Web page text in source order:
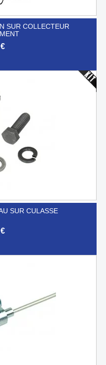
SUR COLLECTEUR
SUR CULASSE